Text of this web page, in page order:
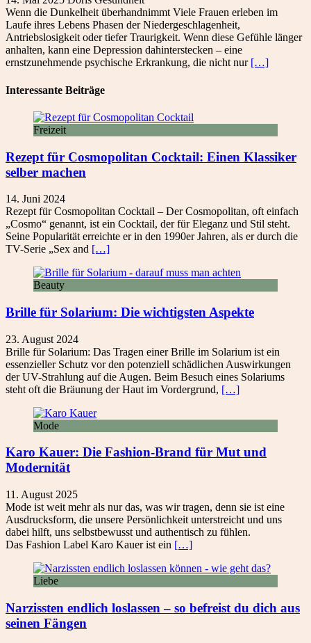
Wenn die Dunkelheit überhandnimmt Viele Frauen erleben im
Laufe ihres Lebens Phasen der Niedergeschlagenheit,
Antriebslosigkeit oder tiefer Traurigkeit. Wenn diese Gefühle länger
anhalten, kann eine Depression dahinterstecken – eine
ernstzunehmende psychische Erkrankung, die nicht nur […]
Interessante Beiträge
Freizeit
Rezept für Cosmopolitan Cocktail: Einen Klassiker
selber machen
14. Juni 2024
Rezept für Cosmopolitan Cocktail – Der Cosmopolitan, oft einfach
„Cosmo“ genannt, ist ein Cocktail, der für Eleganz und Stil steht.
Seine Popularität erreichte er in den 1990er Jahren, als er durch die
TV-Serie „Sex and […]
Beauty
Brille für Solarium: Die wichtigsten Aspekte
23. August 2024
Brille für Solarium: Das Tragen einer Brille im Solarium ist ein
essenzieller Schutz vor den potenziell schädlichen Auswirkungen
der UV-Strahlung auf die Augen. Beim Besuch eines Solariums
steht oft die Bräunung der Haut im Vordergrund, […]
Mode
Karo Kauer: Die Fashion-Brand für Mut und
Modernität
11. August 2025
Mode ist weit mehr als nur das, was wir tragen, denn sie ist eine
Ausdrucksform, die unsere Persönlichkeit unterstreicht und uns
dabei hilft, uns selbstbewusst und authentisch zu fühlen.
Das Fashion Label Karo Kauer ist ein […]
Liebe
Narzissten endlich loslassen – so befreist du dich aus
seinen Fängen